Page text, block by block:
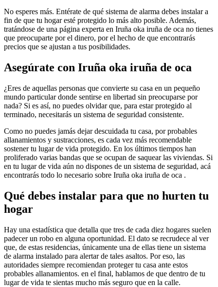
No esperes más. Entérate de qué sistema de alarma debes instalar a
fin de que tu hogar esté protegido lo más alto posible. Además,
tratándose de una página experta en Iruña oka iruña de oca no tienes
que preocuparte por el dinero, por el hecho de que encontrarás
precios que se ajustan a tus posibilidades.
Asegúrate con Iruña oka iruña de oca
¿Eres de aquellas personas que convierte su casa en un pequeño
mundo particular donde sentirse en libertad sin preocuparse por
nada? Si es así, no puedes olvidar que, para estar protegido al
terminado, necesitarás un sistema de seguridad consistente.
Como no puedes jamás dejar descuidada tu casa, por probables
allanamientos y sustracciones, es cada vez más recomendable
sostener tu lugar de vida protegido. En los últimos tiempos han
proliferado varias bandas que se ocupan de saquear las viviendas. Si
en tu lugar de vida aún no dispones de un sistema de seguridad, acá
encontrarás todo lo necesario sobre Iruña oka iruña de oca .
Qué debes instalar para que no hurten tu
hogar
Hay una estadística que detalla que tres de cada diez hogares suelen
padecer un robo en alguna oportunidad. El dato se recrudece al ver
que, de estas residencias, únicamente una de ellas tiene un sistema
de alarma instalado para alertar de tales asaltos. Por eso, las
autoridades siempre recomiendan proteger tu casa ante estos
probables allanamientos. en el final, hablamos de que dentro de tu
lugar de vida te sientas mucho más seguro que en la calle.